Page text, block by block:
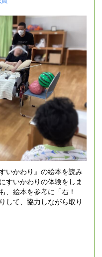
いかわり』の絵本を読み
すいかわりの体験をしま
、絵本を参考に「右！
して、協力しながら取り